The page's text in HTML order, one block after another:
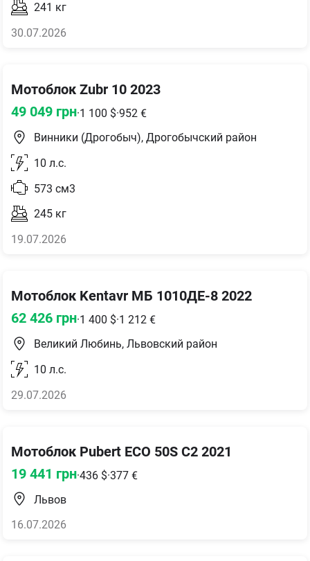
241 кг
30.07.2026
Мотоблок Zubr 10 2023
49 049 грн·1 100 $·952 €
Винники (Дрогобыч), Дрогобычский район
10 л.с.
573 см3
245 кг
19.07.2026
Мотоблок Kentavr МБ 1010ДЕ-8 2022
62 426 грн·1 400 $·1 212 €
Великий Любинь, Львовский район
10 л.с.
29.07.2026
Мотоблок Pubert ECO 50S C2 2021
19 441 грн·436 $·377 €
Львов
16.07.2026